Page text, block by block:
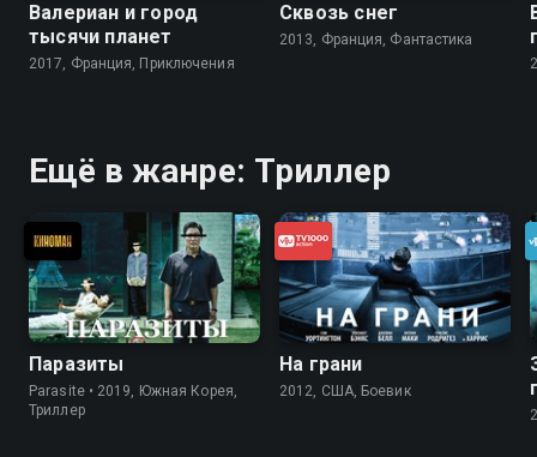
Валериан и город
тысячи планет
2017, Франция, Приключения
Сквозь снег
2013, Франция, Фантастика
Ещё в жанре: Триллер
Паразиты
Parasite • 2019, Южная Корея,
Триллер
На грани
2012, США, Боевик